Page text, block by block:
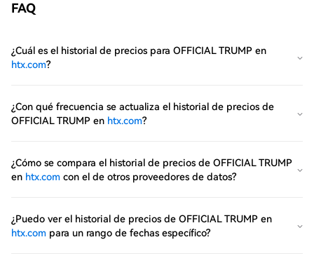
FAQ
¿Cuál es el historial de precios para OFFICIAL TRUMP en
htx.com?
¿Con qué frecuencia se actualiza el historial de precios de
OFFICIAL TRUMP en htx.com?
¿Cómo se compara el historial de precios de OFFICIAL TRUMP
en htx.com con el de otros proveedores de datos?
¿Puedo ver el historial de precios de OFFICIAL TRUMP en
htx.com para un rango de fechas específico?